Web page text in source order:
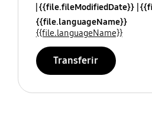
{{file.fileModifiedDate}}
{{file.languageName}}
{{file.languageName}}
Transferir